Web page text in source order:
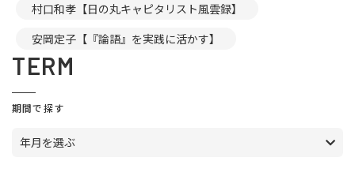
村口和孝【日の丸キャピタリスト風雲録】
安岡定子【『論語』を実践に活かす】
TERM
期間で探す
年月を選ぶ